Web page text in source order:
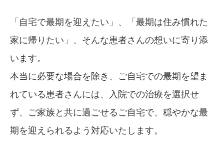
「自宅で最期を迎えたい」、「最期は住み慣れた
家に帰りたい」、そんな患者さんの想いに寄り添
います。
本当に必要な場合を除き、ご自宅での最期を望ま
れている患者さんには、入院での治療を選択せ
ず、ご家族と共に過ごせるご自宅で、穏やかな最
期を迎えられるよう対応いたします。